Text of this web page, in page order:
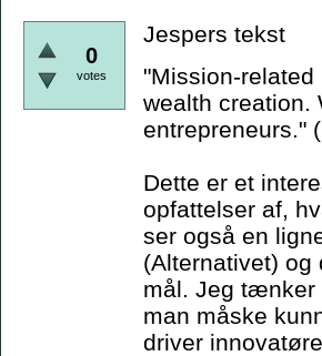
0
votes
Jespers tekst
"Mission-
wealth creation.
entrepreneurs."
Dette er et
opfattelser af,
ser også en
(Alternativet) og
mål. Jeg tænker
man måske
driver